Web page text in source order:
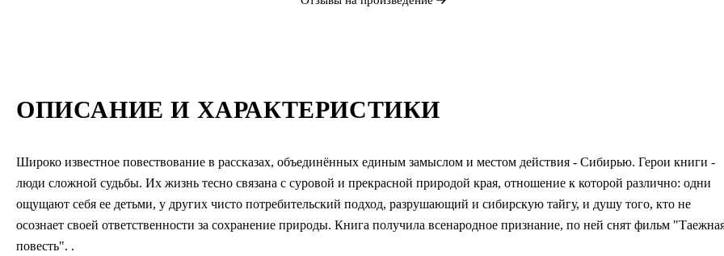
ОПИСАНИЕ И ХАРАКТЕРИСТИКИ
Широко известное повествование в рассказах, объединённых единым замыслом и местом действия - Сибирью. Герои книги -
люди сложной судьбы. Их жизнь тесно связана с суровой и прекрасной природой края, отношение к которой различно: одни
ощущают себя ее детьми, у других чисто потребительский подход, разрушающий и сибирскую тайгу, и душу того, кто не
осознает своей ответственности за сохранение природы. Книга получила всенародное признание, по ней снят фильм
повесть". .